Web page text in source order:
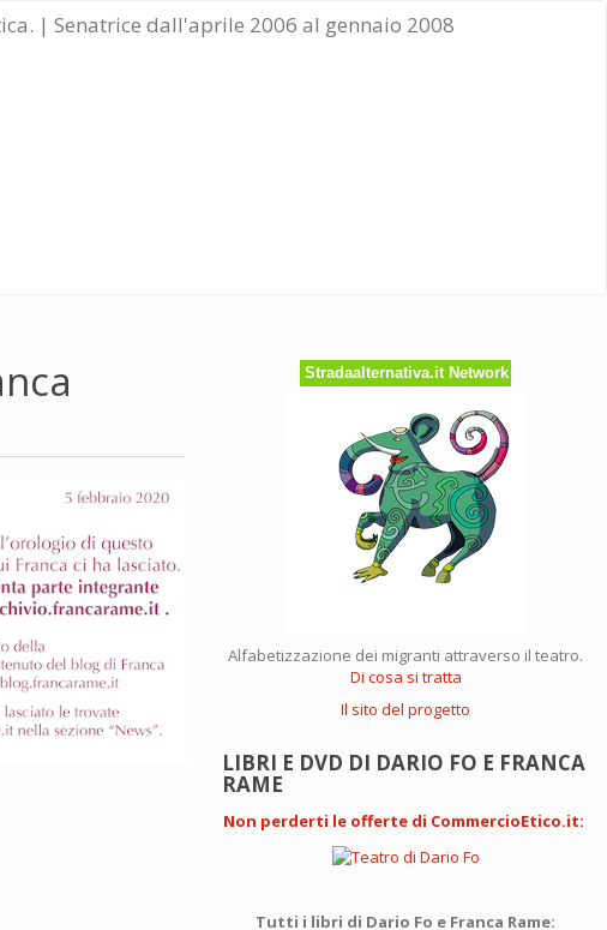
| Senatrice dall'aprile 2006 al gennaio 2008
Stradaalternativa.it Network
Alfabetizzazione dei migranti attraverso il teatro.
Di cosa si tratta
Il sito del progetto
LIBRI E DVD DI DARIO FO E FRANCA
RAME
Non perderti le offerte di CommercioEtico.it:
Tutti i libri di Dario Fo e Franca Rame: